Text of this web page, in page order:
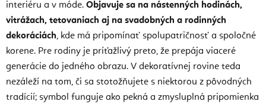
interiéru a v móde. Objavuje sa na nástenných hodinách,
vitrážach, tetovaniach aj na svadobných a rodinných
dekoráciách, kde má pripomínať spolupatričnosť a spoločné
korene. Pre rodiny je príťažlivý preto, že prepája viaceré
generácie do jedného obrazu. V dekoratívnej rovine teda
nezáleží na tom, či sa stotožňujete s niektorou z pôvodných
tradícií; symbol funguje ako pekná a zmysluplná pripomienka